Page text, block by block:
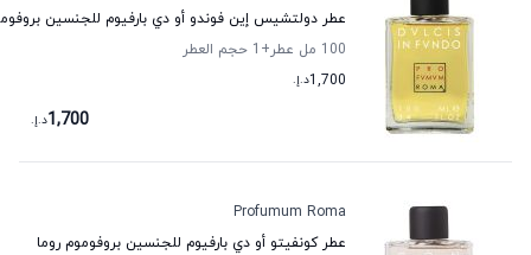
عطر دولتشيس إين فوندو أو دي بارفيوم للجنسين
100 مل عطر
+1
حجم العطر
1,700د.إ.
1,700د.إ.
Profumum Roma
عطر كونفيتو أو دي بارفيوم للجنسين بروفوموم روما